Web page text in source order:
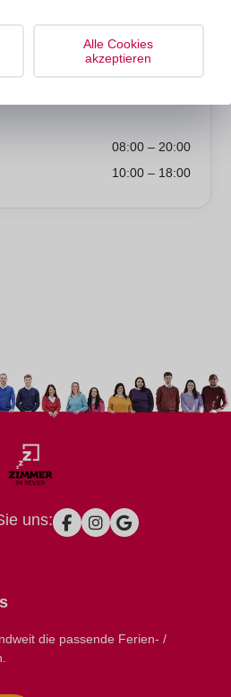
08:00 – 20:00
10:00 – 18:00
uns:
die passende Ferien- /
Alle Cookies
akzeptieren